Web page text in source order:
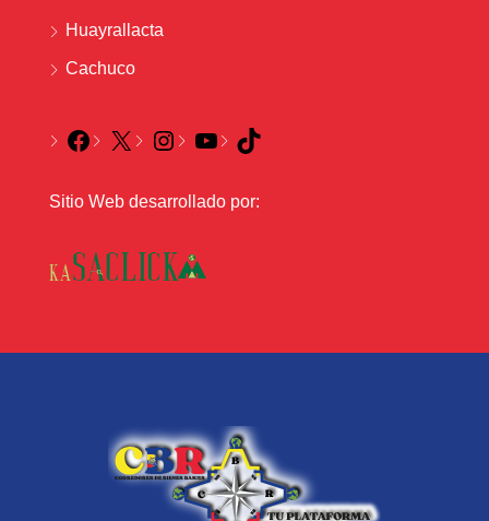
Huayrallacta
Cachuco
Sitio Web desarrollado por: